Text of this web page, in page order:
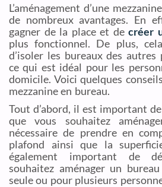
L’aménagement d’une
de nombreux avantages. En
gagner de la place et de créer
plus fonctionnel. De plus,
d’isoler les bureaux des autres
ce qui est idéal pour les
domicile. Voici quelques
mezzanine en bureau.
Tout d’abord, il est important
que vous souhaitez
nécessaire de prendre en
plafond ainsi que la
également important de
souhaitez aménager un
seule ou pour plusieurs